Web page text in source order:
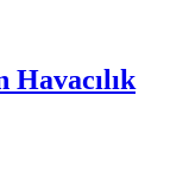
Havacılık